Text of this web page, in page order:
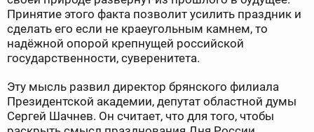
Принятие этого факта позволит усилить праздник и
сделать его если не краеугольным камнем, то
надёжной опорой крепнущей российской
государственности, суверенитета.
Эту мысль развил директор брянского филиала
Президентской академии, депутат областной думы
Сергей Шачнев. Он считает, что для того, чтобы